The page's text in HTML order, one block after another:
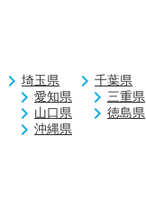
埼玉県
千葉県
愛知県
三重県
山口県
徳島県
沖縄県